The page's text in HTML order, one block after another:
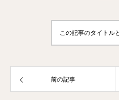
この記事のタイトル
前の記事